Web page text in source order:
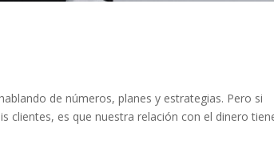
de números, planes y estrategias. Pero si
clientes, es que nuestra relación con el dinero